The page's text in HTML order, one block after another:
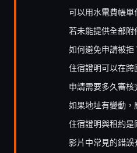
可以用水電費帳單
若未能提供全部附
如何避免申請被拒
住宿證明可以在跨
申請需要多久審核
如果地址有變動，
住宿證明與租約是
影片中常見的錯誤